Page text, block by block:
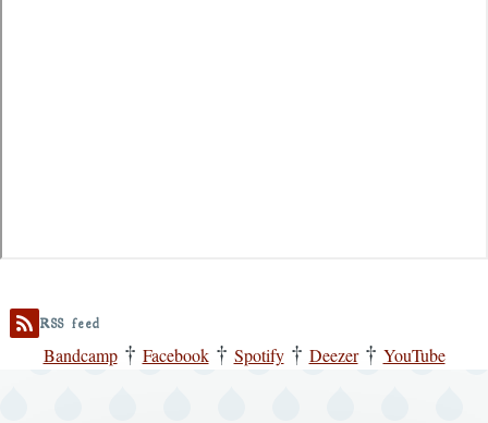
URL RSS feed
Bandcamp† Facebook† Spotify† Deezer† YouTube